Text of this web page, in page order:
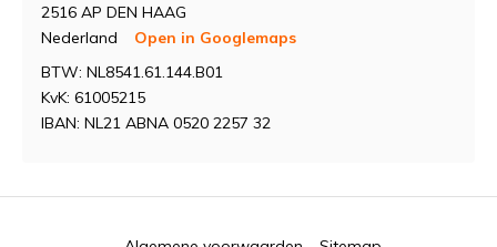
2516 AP DEN HAAG
Nederland
Open in Googlemaps
BTW: NL8541.61.144.B01
KvK: 61005215
IBAN: NL21 ABNA 0520 2257 32